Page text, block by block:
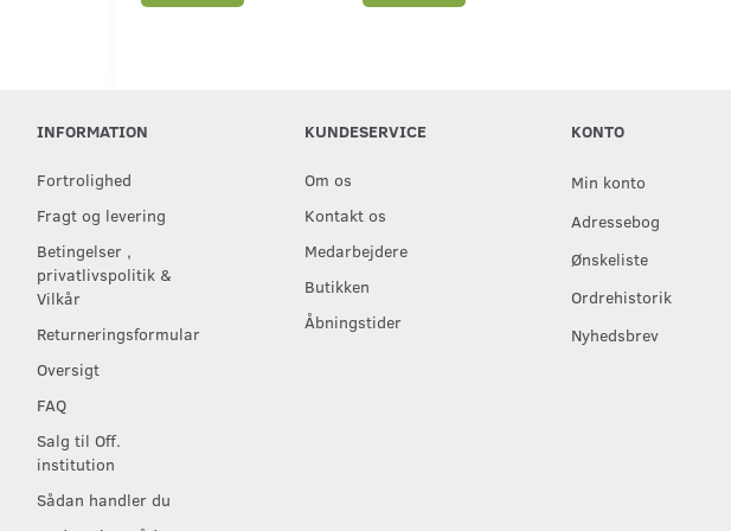
INFORMATION
Fortrolighed
Fragt og levering
Betingelser ,
privatlivspolitik &
Vilkår
Returneringsformular
Oversigt
FAQ
Salg til Off.
institution
Sådan handler du
KUNDESERVICE
Om os
Kontakt os
Medarbejdere
Butikken
Åbningstider
KONTO
Min konto
Adressebog
Ønskeliste
Ordrehistorik
Nyhedsbrev